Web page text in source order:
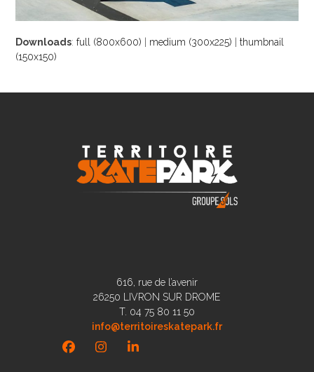
Downloads:full (800x600) medium (300x225) |thumbnail
(150x150)
616, rue de l’avenir
26250 LIVRON SUR DROME
T. 04 75 80 11 50
info@territoireskatepark.fr
FacebookInstagramLinkedIn